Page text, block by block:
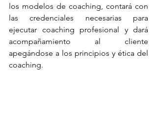
los modelos de coaching, contará con
las credenciales necesarias para
ejecutar coaching profesional y dará
acompañamiento al cliente
apegándose a los principios y ética del
coaching.